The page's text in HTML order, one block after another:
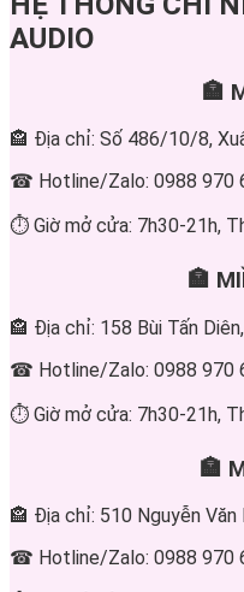
AUDIO
🏣
🏤 Địa chỉ: Số 486/10/8,
☎ Hotline/Zalo: 0988 970
⏱ Giờ mở cửa: 7h30-21h,
🏣
🏤 Địa chỉ: 158 Bùi Tấn
☎ Hotline/Zalo: 0988 970
⏱ Giờ mở cửa: 7h30-21h,
🏣
🏤 Địa chỉ: 510 Nguyễn Văn
☎ Hotline/Zalo: 0988 970